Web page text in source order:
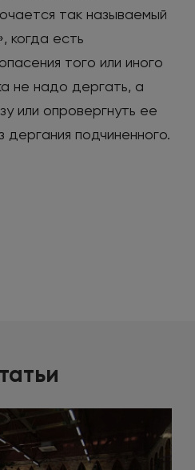
так называемый
когда есть
того или иного
не надо дергать, а
или опровергнуть ее
подчиненного.